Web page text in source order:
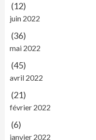
(12)
juin 2022
(36)
mai 2022
(45)
avril 2022
(21)
février 2022
(6)
janvier 2022